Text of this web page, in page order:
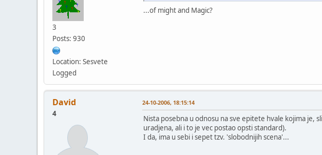
3
Posts: 930
Location: Sesvete
Logged
...of might and Magic?
David
4
24-10-2006, 18:15:14
Nista posebna u odnosu na sve epitete hvale kojima je,
uradjena, ali i to je vec postao opsti standard).
I da, ima u sebi i sepet tzv. 'slobodnijih scena'...